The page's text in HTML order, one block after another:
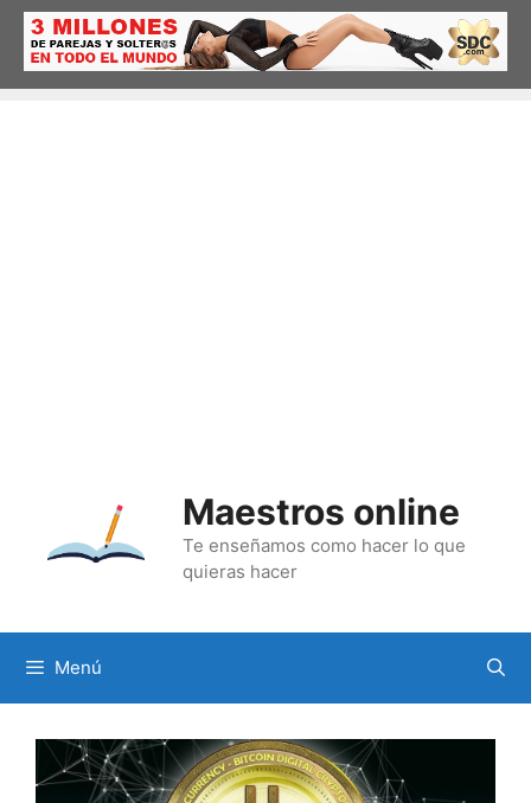
Saltar
contenido
Maestros online
Te enseñamos como hacer lo que
quieras hacer
Menú